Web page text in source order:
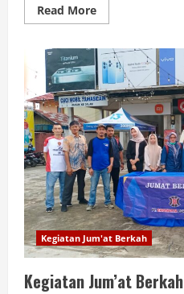
Read More
Kegiatan Jum'at Berkah
Kegiatan Jum’at Berkah